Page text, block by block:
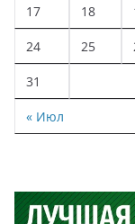
« Июл
17 18
24 25
31